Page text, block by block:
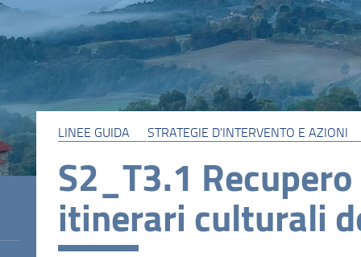
LINEE GUIDA STRATEGIE D'INTERVENTO E AZIONI
S2_T3.1
itinerari culturali